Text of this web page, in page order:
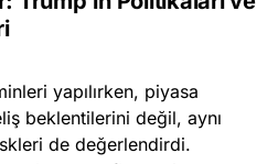
yapılırken, piyasa
beklentilerini değil, aynı
de değerlendirdi.